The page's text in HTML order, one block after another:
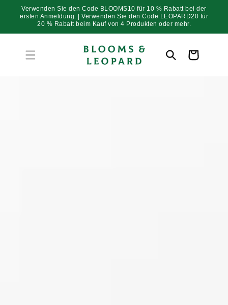
zum
Inhalt
Verwenden Sie den Code BLOOMS10 für 10 % Rabatt bei der
ersten Anmeldung. | Verwenden Sie den Code LEOPARD20 für
20 % Rabatt beim Kauf von 4 Produkten oder mehr.
Warenkorb